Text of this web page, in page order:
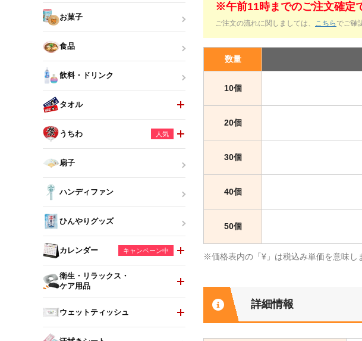
※午前11時までのご注文確定
ご注文の流れに関しましては、 こちら でご確
数量
10個
20個
30個
40個
50個
※価格表内の「¥」は税込み単価を意味し
詳細情報
お菓子
食品
飲料・ドリンク
タオル
うちわ 人気
扇子
ハンディファン
ひんやりグッズ
カレンダー キャンペーン中
衛生・リラックス・
ケア用品
ウェットティッシュ